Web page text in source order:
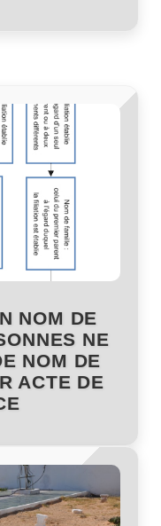
NOM DE
NE
NOM DE
ACTE DE